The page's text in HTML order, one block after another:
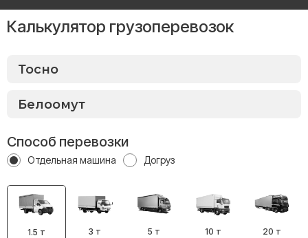
Калькулятор грузоперевозок
Способ перевозки
Отдельная машина Догруз
1.5 т 3 т 5 т 10 т 20 т